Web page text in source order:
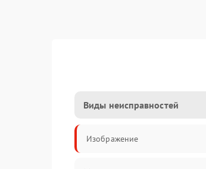
Виды неисправностей
Изображение